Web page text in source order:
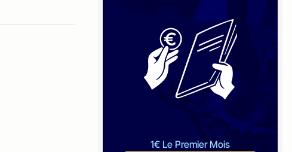
1€ Le Premier Mois